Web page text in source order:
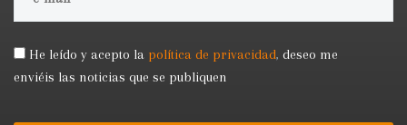
He leído y acepto la política de privacidad, deseo me
enviéis las noticias que se publiquen